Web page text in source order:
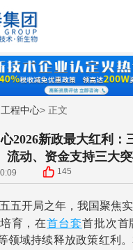
工程中心> 正文
2026新政最大红利：
流动、资金支持三大
145
开局之年，我国聚焦实
育，在首台套首批次首
领域持续释放政策红利